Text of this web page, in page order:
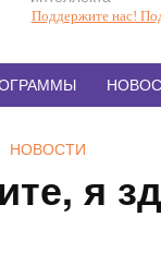
Поддержите нас!
НОВОСТИ
я